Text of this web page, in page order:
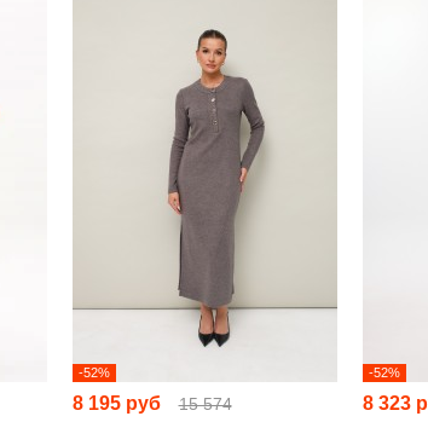
-52%
8 195 руб 15 574
-52%
8 323